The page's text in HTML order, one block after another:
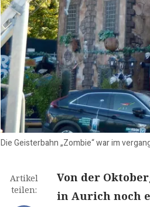
Die Geisterbahn „Zombie“ war im
Artikel
teilen:
Von der
in Aurich noch